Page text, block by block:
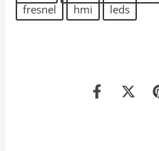
fresnel
hmi leds